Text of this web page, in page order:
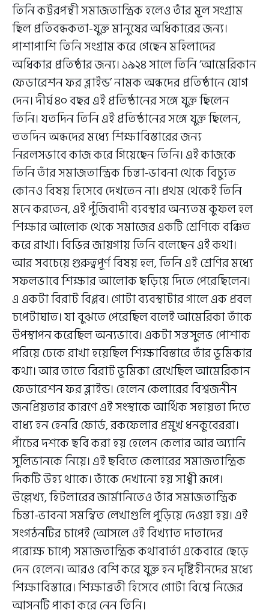
তিনি কট্টরপন্থী সমাজতান্ত্রিক হলেও তাঁর মূল সংগ্রাম
ছিল প্রতিবন্ধকতা-যুক্ত মানুষের অধিকারের জন্য।
পাশাপাশি তিনি সংগ্রাম করে গেছেন মহিলাদের
অধিকার প্রতিষ্ঠার জন্য। ১৯২৪ সালে তিনি ‘আমেরিকান
ফেডারেশন ফর ব্লাইন্ড’ নামক অন্ধদের প্রতিষ্ঠানে যোগ
দেন। দীর্ঘ ৪০ বছর এই প্রতিষ্ঠানের সঙ্গে যুক্ত ছিলেন
তিনি। যতদিন তিনি এই প্রতিষ্ঠানের সঙ্গে যুক্ত ছিলেন,
ততদিন অন্ধদের মধ্যে শিক্ষাবিস্তারের জন্য
নিরলসভাবে কাজ করে গিয়েছেন তিনি। এই কাজকে
তিনি তাঁর সমাজতান্ত্রিক চিন্তা-ভাবনা থেকে বিচ্যুত
কোনও বিষয় হিসেবে দেখতেন না। প্রথম থেকেই তিনি
মনে করতেন, এই পুঁজিবাদী ব্যবস্থার অন্যতম কুফল হল
শিক্ষার আলোক থেকে সমাজের একটি শ্রেণিকে বঞ্চিত
করে রাখা। বিভিন্ন জায়গায় তিনি বলেছেন এই কথা।
আর সবচেয়ে গুরুত্বপূর্ণ বিষয় হল, তিনি এই শ্রেণির মধ্যে
সফলভাবে শিক্ষার আলোক ছড়িয়ে দিতে পেরেছিলেন।
এ একটা বিরাট বিপ্লব। গোটা ব্যবস্থাটার গালে এক প্রবল
চপেটাঘাত। যা বুঝতে পেরেছিল বলেই আমেরিকা তাঁকে
উপস্থাপন করেছিল অন্যভাবে। একটা সন্তসুলভ পোশাক
পরিয়ে ঢেকে রাখা হয়েছিল শিক্ষাবিস্তারে তাঁর ভূমিকার
কথা। আর তাতে বিরাট ভূমিকা রেখেছিল আমেরিকান
ফেডারেশন ফর ব্লাইন্ড। হেলেন কেলারের বিশ্বজনীন
জনপ্রিয়তার কারণে এই সংস্থাকে আর্থিক সহায়তা দিতে
বাধ্য হন হেনরি ফোর্ড, রকফেলার প্রমুখ ধনকুবেররা।
পাঁচের দশকে ছবি করা হয় হেলেন কেলার আর অ্যানি
সুলিভানকে নিয়ে। এই ছবিতে কেলারের সমাজতান্ত্রিক
দিকটি উহ্য থাকে। তাঁকে দেখানো হয় সাধ্বী রূপে।
উল্লেখ্য, হিটলারের জার্মানিতেও তাঁর সমাজতান্ত্রিক
চিন্তা-ভাবনা সমন্বিত লেখাগুলি পুড়িয়ে দেওয়া হয়। এই
সংগঠনটির চাপেই (আসলে ওই বিখ্যাত দাতাদের
পরোক্ষ চাপে) সমাজতান্ত্রিক কথাবার্তা একেবারে ছেড়ে
দেন হেলেন। আরও বেশি করে যুক্ত হন দৃষ্টিহীনদের মধ্যে
শিক্ষাবিস্তারে। শিক্ষাব্রতী হিসেবে গোটা বিশ্বে নিজের
আসনটি পাকা করে নেন তিনি।